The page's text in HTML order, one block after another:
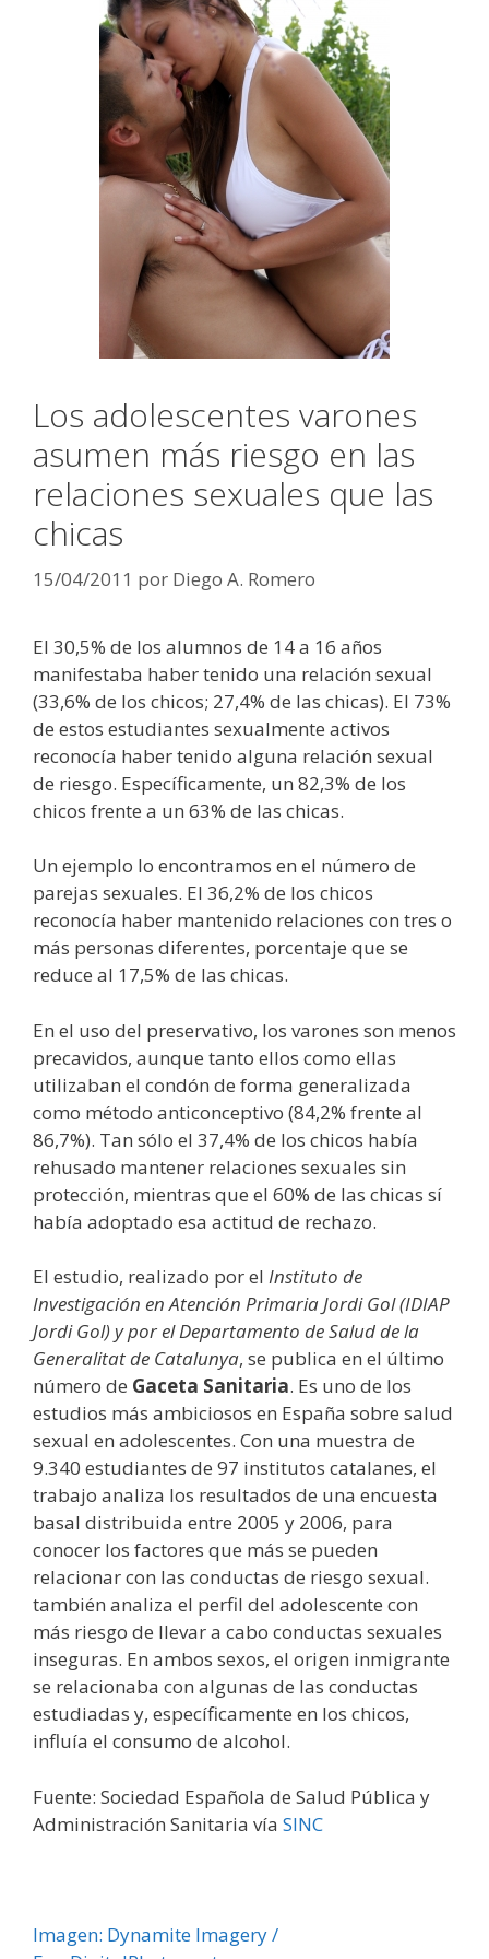
Los adolescentes varones
asumen más riesgo en las
relaciones sexuales que las
chicas
15/04/2011 por Diego A. Romero
El 30,5% de los alumnos de 14 a 16 años
manifestaba haber tenido una relación sexual
(33,6% de los chicos; 27,4% de las chicas). El 73%
de estos estudiantes sexualmente activos
reconocía haber tenido alguna relación sexual
de riesgo. Específicamente, un 82,3% de los
chicos frente a un 63% de las chicas.
Un ejemplo lo encontramos en el número de
parejas sexuales. El 36,2% de los chicos
reconocía haber mantenido relaciones con tres o
más personas diferentes, porcentaje que se
reduce al 17,5% de las chicas.
En el uso del preservativo, los varones son menos
precavidos, aunque tanto ellos como ellas
utilizaban el condón de forma generalizada
como método anticonceptivo (84,2% frente al
86,7%). Tan sólo el 37,4% de los chicos había
rehusado mantener relaciones sexuales sin
protección, mientras que el 60% de las chicas sí
había adoptado esa actitud de rechazo.
El estudio, realizado por el Instituto de
Investigación en Atención Primaria Jordi Gol (IDIAP
Jordi Gol) y por el Departamento de Salud de la
Generalitat de Catalunya, se publica en el último
número de Gaceta Sanitaria. Es uno de los
estudios más ambiciosos en España sobre salud
sexual en adolescentes. Con una muestra de
9.340 estudiantes de 97 institutos catalanes, el
trabajo analiza los resultados de una encuesta
basal distribuida entre 2005 y 2006, para
conocer los factores que más se pueden
relacionar con las conductas de riesgo sexual.
también analiza el perfil del adolescente con
más riesgo de llevar a cabo conductas sexuales
inseguras. En ambos sexos, el origen inmigrante
se relacionaba con algunas de las conductas
estudiadas y, específicamente en los chicos,
influía el consumo de alcohol.
Fuente: Sociedad Española de Salud Pública y
Administración Sanitaria vía SINC
Imagen: Dynamite Imagery /